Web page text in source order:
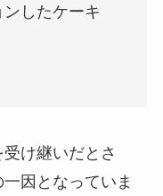
したケーキ
け継いだとさ
因となっていま